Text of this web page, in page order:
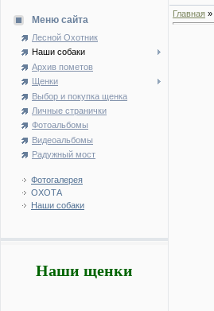
Меню сайта
Лесной Охотник
Наши собаки
Архив пометов
Щенки
Выбор и покупка щенка
Личные странички
Фотоальбомы
Видеоальбомы
Радужный мост
Фотогалерея
ОХОТА
Наши собаки
Наши щенки
Главная »